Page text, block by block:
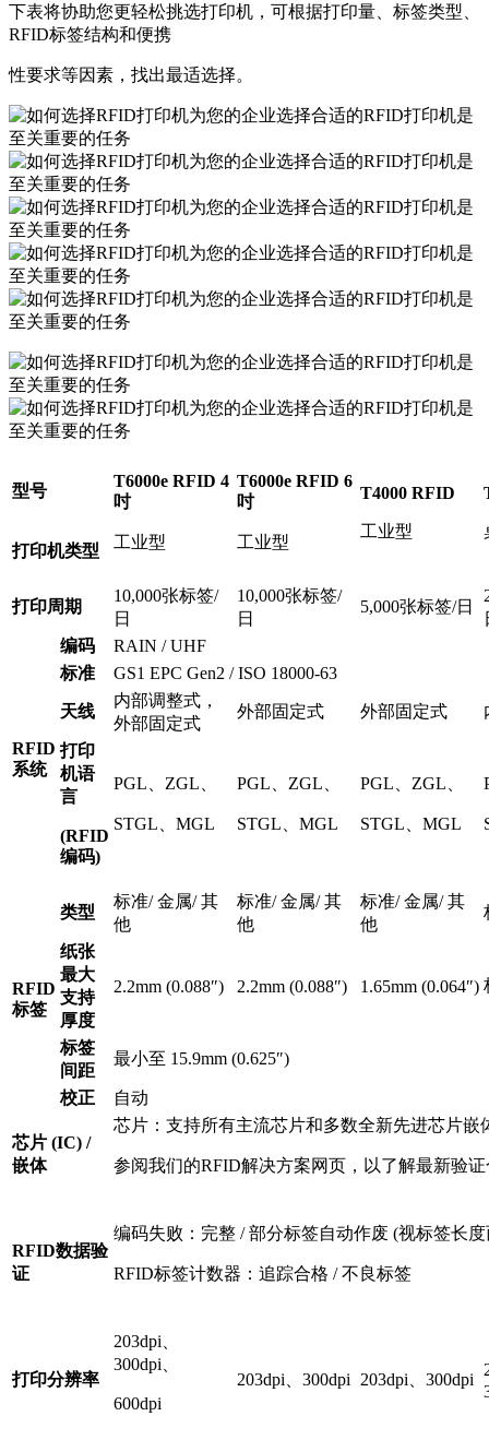
下表将协助您更轻松挑选打印机，可根据打印量、标签类型、
RFID标签结构和便携
性要求等因素，找出最适选择。
型号
T6000e RFID 4
吋
工业型
T6000e RFID 6
吋
工业型
T4000 RFID
工业型
打印机类型
打印周期
10,000张标签/
日
10,000张标签/
日
5,000张标签/日
RFID
系统
编码
RAIN / UHF
标准
GS1 EPC Gen2 / ISO 18000-63
天线
内部调整式，
外部固定式
外部固定式 外部固定式
打印
机语
言
(RFID
编码)
PGL、ZGL、
STGL、MGL
PGL、ZGL、
STGL、MGL
PGL、ZGL、
STGL、MGL
RFID
标签
类型
标准/ 金属/ 其
他
标准/ 金属/ 其
他
标准/ 金属/ 其
他
纸张
最大
支持
厚度
2.2mm (0.088″) 2.2mm (0.088″) 1.65mm (0.064″)
标签
间距
最小至 15.9mm (0.625″)
校正 自动
芯片 (IC) /
嵌体
芯片：支持所有主流芯片和多数全新先进芯片嵌
参阅我们的RFID解决方案网页，以了解最新验
RFID数据验
证
编码失败：完整 / 部分标签自动作废 (视标签长
RFID标签计数器：追踪合格 / 不良标签
打印分辨率
203dpi、
300dpi、
600dpi
203dpi、300dpi 203dpi、300dpi